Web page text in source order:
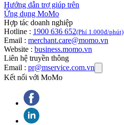
Hướng dẫn trợ giúp trên
Ứng dụng MoMo
Hợp tác doanh nghiệp
Hotline : 1900 636 652(Phí 1.000đ/phút)
Email : merchant.care@momo.vn
Website : business.momo.vn
Liên hệ truyền thông
Email : pr@mservice.com.vn
Kết nối với MoMo